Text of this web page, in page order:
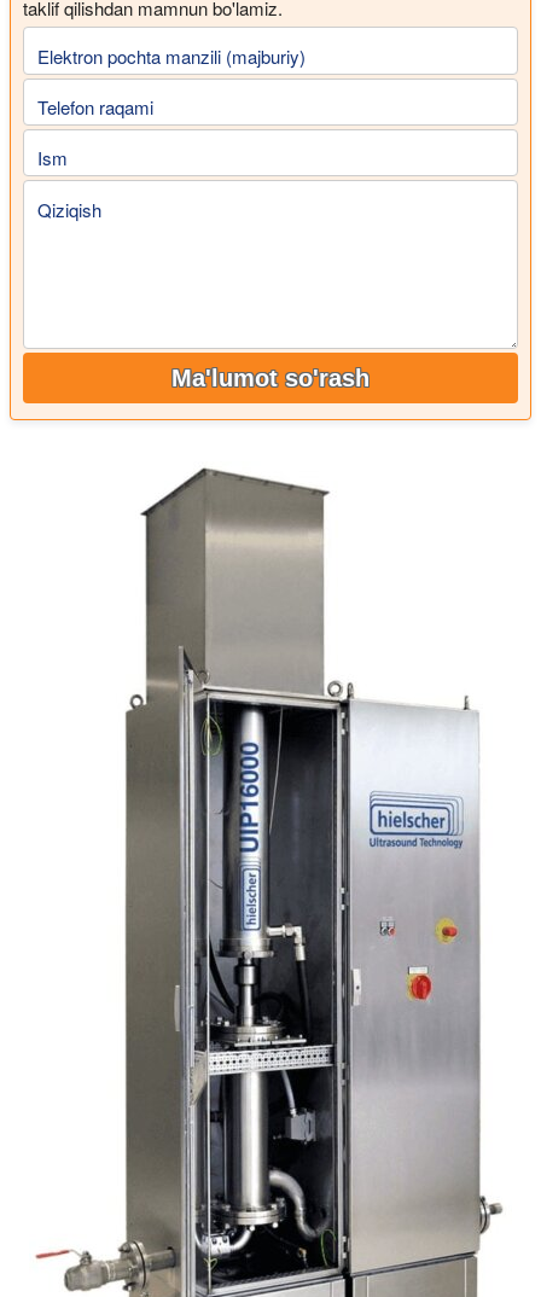
taklif qilishdan mamnun bo'lamiz.
Elektron pochta manzili (majburiy)
Telefon raqami
Ism
Qiziqish
Ma'lumot so'rash